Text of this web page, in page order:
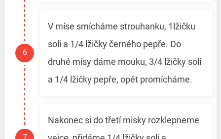
V míse smícháme strouhanku, 1lžičku
soli a 1/4 lžičky černého pepře. Do
druhé mísy dáme mouku, 3/4 lžičky soli
a 1/4 lžičky pepře, opět promícháme.
Nakonec si do třetí misky rozklepneme